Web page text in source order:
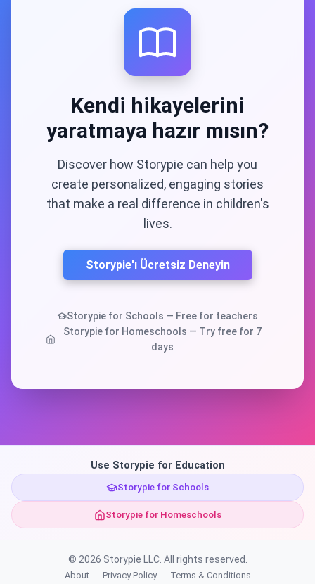
Kendi hikayelerini
yaratmaya hazır mısın?
Discover how Storypie can help you
create personalized, engaging stories
that make a real difference in children's
lives.
Storypie'ı Ücretsiz Deneyin
Storypie for Schools — Free for teachers
Storypie for Homeschools — Try free for 7
days
Use Storypie for Education
Storypie for Schools
Storypie for Homeschools
© 2026 Storypie LLC. All rights reserved.
About Privacy Policy Terms & Conditions